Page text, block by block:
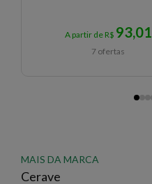
A partir de R$ 93,01
7 ofertas
MAIS DA MARCA
Cerave